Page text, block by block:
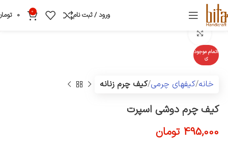
ورود / ثبت نام 0
0
اتمام موجود
ی
خانه کیفهای چرمی کیف چرم زنانه
کیف چرم دوشی اسپرت
495,000 تومان